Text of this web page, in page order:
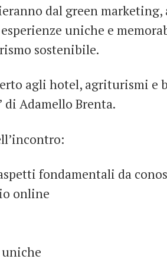
dal green marketing,
uniche e
sostenibile.
agli hotel, agriturismi e
di Adamello Brenta.
fondamentali da
online
uniche